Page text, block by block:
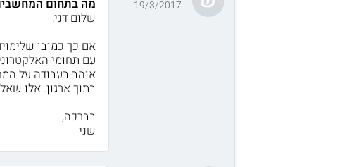
19/3/2017
מה בתחום
שלום דני,
אם כך כמובן
עם תחומי
אוהב בעבודה על
בתוך ארגון. אלו
בברכה,
שני